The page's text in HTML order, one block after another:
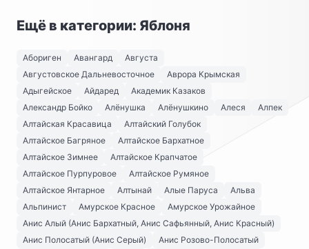
Ещё в категории: Яблоня
Абориген Авангард
Августа
Августовское Дальневосточное
Аврора Крымская
Адыгейское
Айдаред
Академик Казаков
Александр Бойко
Алёнушка Алёнушкино Алеся
Алпек
Алтайская Красавица
Алтайский Голубок
Алтайское Багряное
Алтайское Бархатное
Алтайское Зимнее
Алтайское Крапчатое
Алтайское Пурпуровое
Алтайское Румяное
Алтайское Янтарное
Алтынай Алые Паруса
Альва
Альпинист
Амурское Красное
Амурское Урожайное
Анис Алый (Анис Бархатный, Анис Сафьянный, Анис Красный)
Анис Полосатый (Анис Серый)
Анис Розово-Полосатый